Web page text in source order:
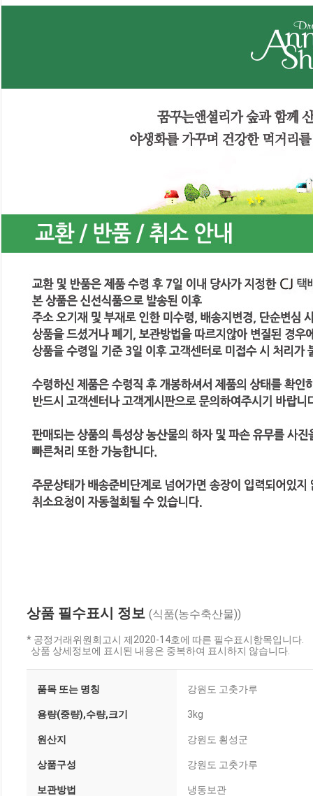
상품 필수표시 정보 (식품(농수축산물))
* 공정거래위원회고시 제2020-14호에 따른 필수표시항목입니다.
상품 상세정보에 표시된 내용은 중복하여 표시하지 않습니다.
품목 또는 명칭 강원도 고춧가루
용량(중량),수량,크기 3kg
원산지 강원도 횡성군
상품구성 강원도 고춧가루
보관방법 냉동보관